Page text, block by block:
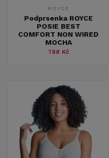
ROYCE
Podprsenka ROYCE
POSIE BEST
COMFORT NON WIRED
MOCHA
788 Kč